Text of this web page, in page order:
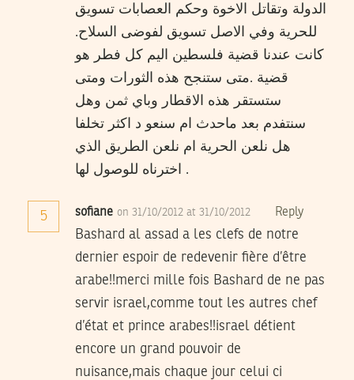
الدولة وتقاتل الاخوة وحكم العصابات تسويق
للحرية وفي الاصل تسويق لفوضى السلاح.
كانت عندنا قضية فلسطين اليم كل فطر هو
قضية .متى ستنجح هذه الثورات ومتى
ستستقر هذه الاقطار وباي ثمن وهل
سنتفدم بعد ماحدث ام سنعو د اكثر تخلفا
هل نلعن الحرية ام نلعن الطريق الذي
اخترناه للوصول لها .
5 sofiane on 31/10/2012 at 31/10/2012 Reply
Bashard al assad a les clefs de notre
dernier espoir de redevenir fière d’être
arabe!!merci mille fois Bashard de ne pas
servir israel,comme tout les autres chef
d’état et prince arabes!!israel détient
encore un grand pouvoir de
nuisance,mais chaque jour celui ci